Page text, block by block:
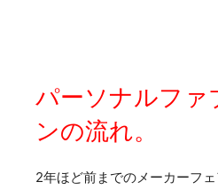
パーソナルファ
ンの流れ。
2年ほど前までのメーカーフ